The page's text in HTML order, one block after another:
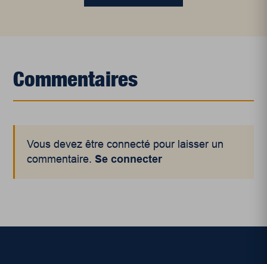
Commentaires
Vous devez être connecté pour laisser un
commentaire.Se connecter